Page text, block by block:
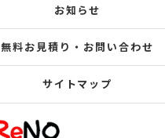
お知らせ
無料お見積り・お問い合わせ
サイトマップ